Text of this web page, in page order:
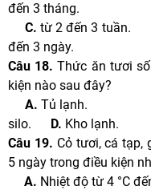
đến 3 tháng.
C. từ 2 đến 3 tuần.
đến 3 ngày.
Câu 18.Thức ăn tươi
kiện nào sau đây?
A. Tủ lạnh.
silo.
D. Kho lạnh.
Câu 19. Cỏ tươi, cá tạp,
5 ngày trong điều kiện
A. Nhiệt độ từ 4 °C